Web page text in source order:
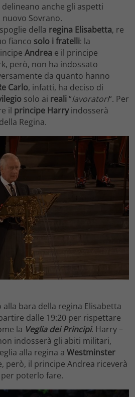
anche gli aspetti
nuovo Sovrano.
della regina Elisabetta, re
fianco solo i fratelli: la
Andrea e il principe
però, non ha indossato
da quanto hanno
Carlo, infatti, ha deciso di
solo ai reali“lavoratori“. Per
il principe Harryindosserà
Regina.
alla bara della regina Elisabetta
dalle 19:20 per rispettare
la Veglia dei Principi. Harry –
indosserà gli abiti militari,
alla regina a Westminster
però, il principe Andrea riceverà
poterlo fare.